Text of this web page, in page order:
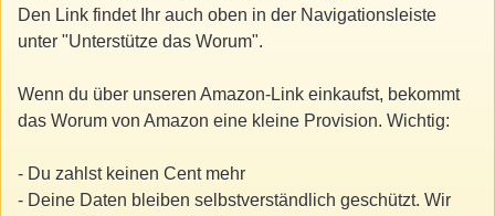
Den Link findet Ihr auch oben in der Navigationsleiste
unter "Unterstütze das Worum".
Wenn du über unseren Amazon-Link einkaufst, bekommt
das Worum von Amazon eine kleine Provision. Wichtig:
- Du zahlst keinen Cent mehr
- Deine Daten bleiben selbstverständlich geschützt. Wir